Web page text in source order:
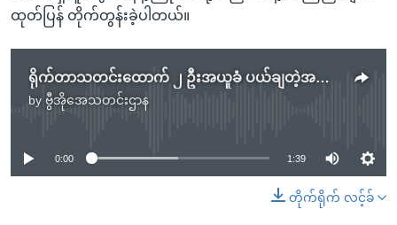
ထုတ်ပြန် တိုက်တွန်းခဲ့ပါတယ်။
ရိုက်တာသတင်းထောက် ၂ ဦးအယူခံ ပယ်ချတဲ့အတွက် သံတမန်နဲ့ မီဒီယာ အသိုင်းအဝိုင်း ဝေဖန်
by ဗွီအိုအေသတင်းဌာန
No media source currently available
0:00 1:39
တိုက်ရိုက် လင့်ခ်